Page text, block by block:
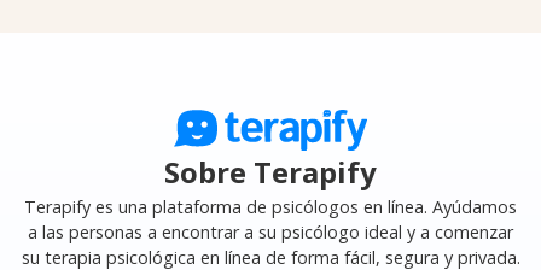
Sobre Terapify
Terapify es una plataforma de psicólogos en línea. Ayúdamos
a las personas a encontrar a su psicólogo ideal y a comenzar
su terapia psicológica en línea de forma fácil, segura y privada.